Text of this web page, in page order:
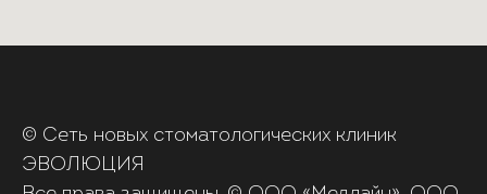
© Сеть новых стоматологических клиник
ЭВОЛЮЦИЯ